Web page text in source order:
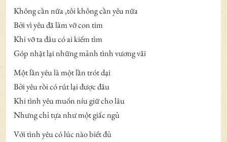
Không cần nữa ,tôi không cần yêu nữa
Bởi vì yêu đã làm vỡ con tim
Khi vỡ ta đâu có ai kiếm tìm
Góp nhặt lại những mảnh tình vương vãi
Một lần yêu là một lần trót dại
Bởi yêu rồi có rút lại được đâu
Khi tình yêu muốn níu giữ cho lâu
Nhưng chỉ tựa như một giấc ngủ
Với tình yêu có lúc nào biết đủ